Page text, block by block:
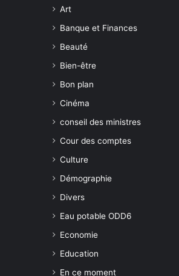
Art
Banque et Finances
Beauté
Bien-être
Bon plan
Cinéma
conseil des ministres
Cour des comptes
Culture
Démographie
Divers
Eau potable ODD6
Economie
Education
En ce moment